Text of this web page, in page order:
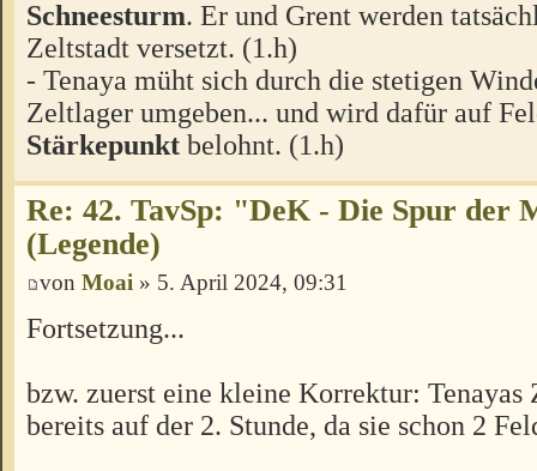
Schneesturm. Er und Grent werden
Zeltstadt versetzt. (1.h)
- Tenaya müht sich durch die stetigen
Zeltlager umgeben... und wird dafür auf
Stärkepunkt belohnt. (1.h)
Re: 42. TavSp: "DeK - Die Spur der
(Legende)
von Moai » 5. April 2024, 09:31
Fortsetzung...
bzw. zuerst eine kleine Korrektur: Tenayas
bereits auf der 2. Stunde, da sie schon 2